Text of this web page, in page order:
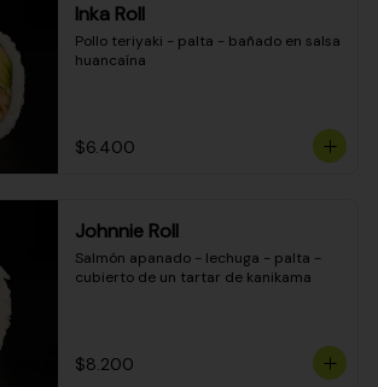
Inka Roll
Pollo teriyaki - palta - bañado en salsa
huancaína
$6.400
Johnnie Roll
Salmón apanado - lechuga - palta -
cubierto de un tartar de kanikama
$8.200